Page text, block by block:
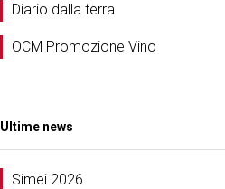
Diario dalla terra
OCM Promozione Vino
Ultime news
Simei 2026